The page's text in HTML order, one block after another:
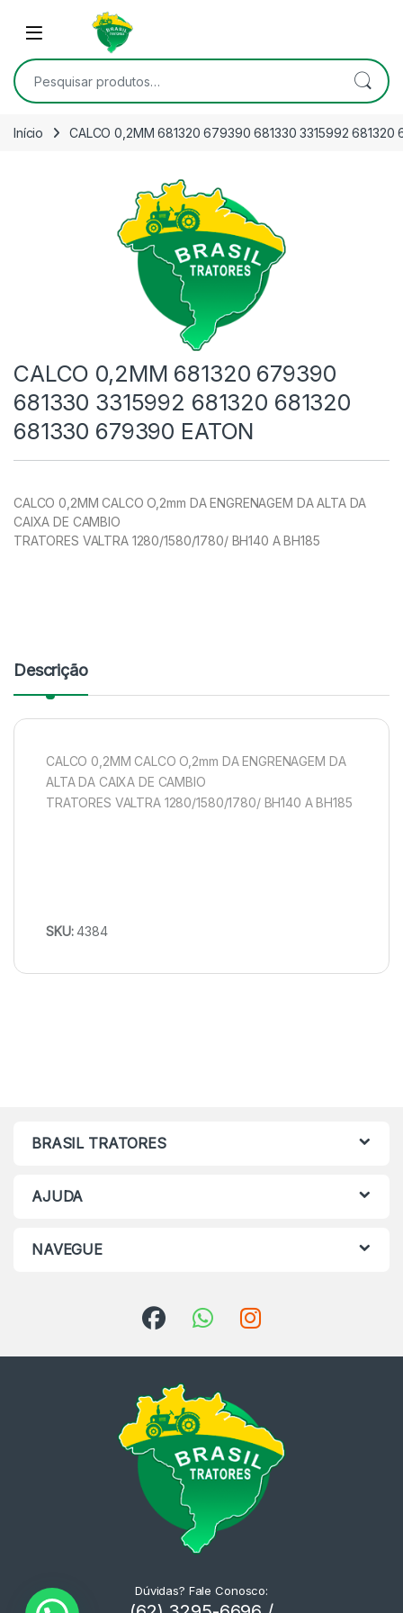
Skip to navigation
Open
Pesquisar por:
Início CALCO 0,2MM 681320 679390 681330 3315992 681320
CALCO 0,2MM 681320 679390
681330 3315992 681320 681320
681330 679390 EATON
CALCO 0,2MM CALCO O,2mm DA ENGRENAGEM DA ALTA DA
CAIXA DE CAMBIO
TRATORES VALTRA 1280/1580/1780/ BH140 A BH185
Descrição
CALCO 0,2MM CALCO O,2mm DA ENGRENAGEM DA
ALTA DA CAIXA DE CAMBIO
TRATORES VALTRA 1280/1580/1780/ BH140 A BH185
SKU:4384
BRASIL TRATORES
AJUDA
NAVEGUE
Dúvidas? Fale Conosco: